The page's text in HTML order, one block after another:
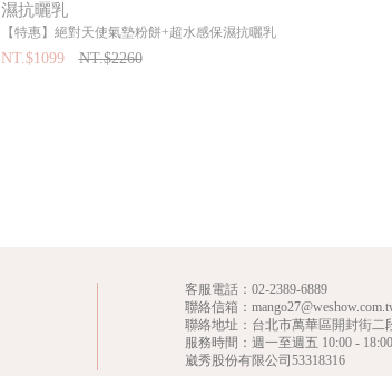
濕抗曬乳
【特惠】絕對天使氣墊粉餅+超水感保濕抗曬乳
NT.$1099 NT.$2260
客服電話： 02-2389-6889
聯絡信箱：
聯絡地址：台北市萬華區開封街二
服務時間：週一至週五 10:00 - 18:00
崴秀股份有限公司53318316